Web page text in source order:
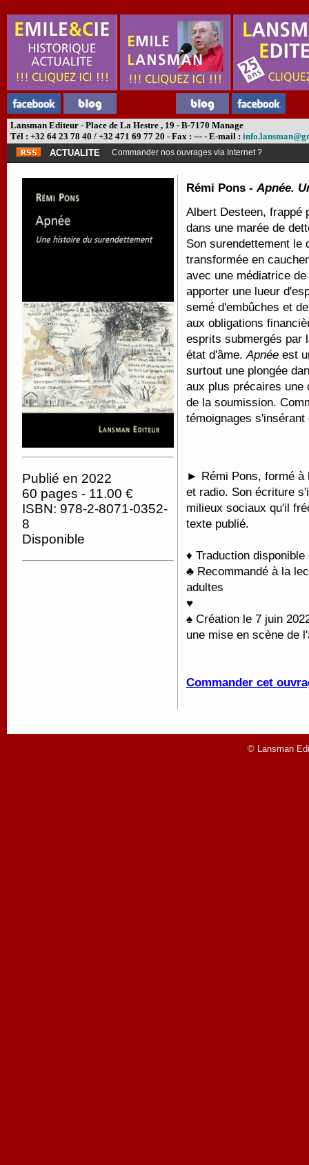
Lansman Editeur - Place de La Hestre , 19 - B-7170 Manage
Tél : +32 64 23 78 40 / +32 471 69 77 20 - Fax : --- - E-mail :
ACTUALITE
Commander nos ouvrages via Internet ?
Publié en 2022
60 pages - 11.00 €
ISBN: 978-2-8071-0352-
8
Disponible
Rémi Pons -Apnée.
Albert Desteen, frappé
dans une marée de
Son surendettement le
transformée en
avec une médiatrice
apporter une lueur
semé d'embûches et
aux obligations
esprits submergés par
état d'âme.Apnée est
surtout une plongée
aux plus précaires une
de la soumission.
témoignages
► Rémi Pons, formé
et radio. Son écriture
milieux sociaux qu'il
texte publié.
♦ Traduction
♣ Recommandé à la
adultes
♥
♠ Création le 7 juin
une mise en scène de
Commander cet
© Lansman